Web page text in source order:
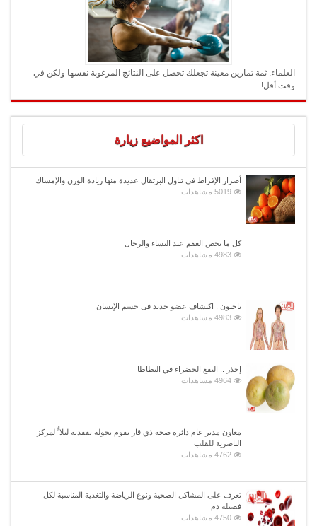
العلماء: ثمة تمارين معينة تجعلك تحصل على النتائج المرغوبة نفسها ولكن في
وقت أقل!
اكثر المواضيع زيارة
أضرار الإفراط في تناول البرتقال عديدة منها زيادة الوزن والإمساك
5019 مشاهدات
كل ما يخص العقم عند النساء والرجال
4983 مشاهدات
باحثون : اكتشاف عضو جديد فى جسم الإنسان
4983 مشاهدات
إحذر .. البقع الخضراء في البطاطا
4964 مشاهدات
معاون مدير عام دائرة صحة ذي قار يقوم بجولة تفقدية ليلا ًُ لمركز
الناصرية للقلب
4762 مشاهدات
تعرف على المشاكل الصحية ونوع الرياضة والتغذية المناسبة لكل
فصيلة دم
4750 مشاهدات